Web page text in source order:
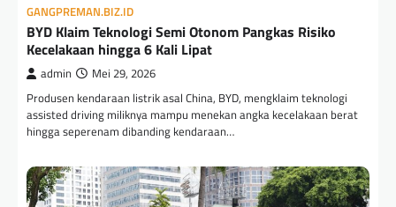
GANGPREMAN.BIZ.ID
BYD Klaim Teknologi Semi Otonom Pangkas Risiko
Kecelakaan hingga 6 Kali Lipat
admin Mei 29, 2026
Produsen kendaraan listrik asal China, BYD, mengklaim teknologi
assisted driving miliknya mampu menekan angka kecelakaan berat
hingga seperenam dibanding kendaraan…